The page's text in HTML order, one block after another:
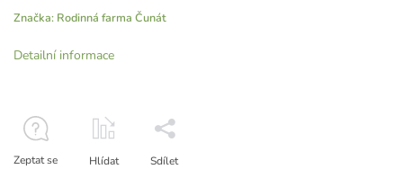
Značka: Rodinná farma Čunát
Detailní informace
Zeptat se Hlídat Sdílet